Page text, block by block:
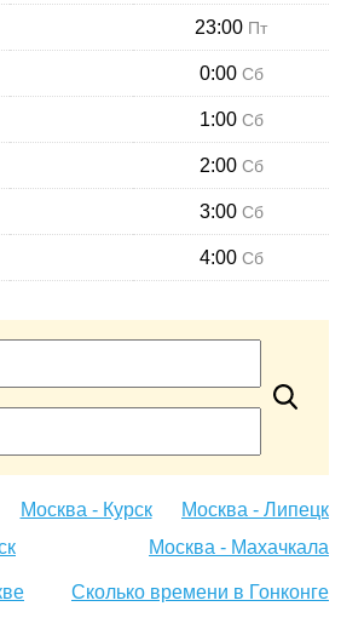
23:00 Пт
0:00 Сб
1:00 Сб
2:00 Сб
3:00 Сб
4:00 Сб
Москва - Курск
Москва - Липецк
Москва - Махачкала
Сколько времени в Гонконге